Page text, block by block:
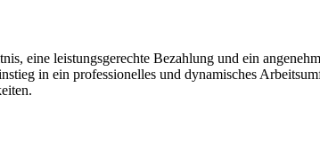
eine leistungsgerechte Bezahlung und ein
in ein professionelles und dynamisches